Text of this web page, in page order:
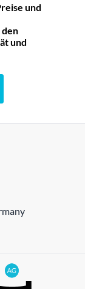
und
und